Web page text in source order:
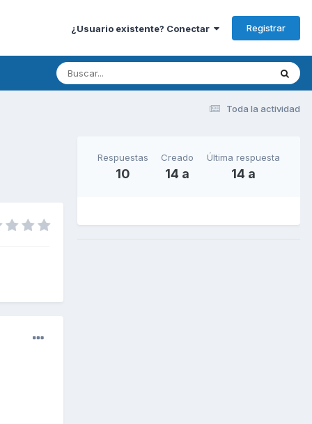
¿Usuario existente? Conectar Registrar
Toda la actividad
Respuestas
10
Creado
14 a
Última respuesta
14 a